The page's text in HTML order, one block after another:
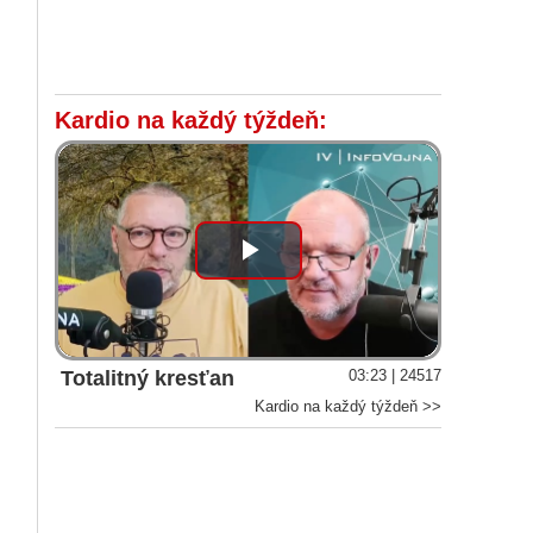
Kardio na každý týždeň:
Play
Video
Totalitný kresťan
03:23 | 24517
Kardio na každý týždeň >>